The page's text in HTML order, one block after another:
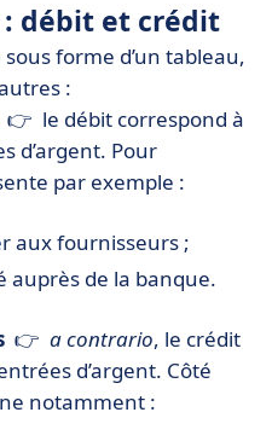
débit et crédit
forme d’un tableau,
:
👉 le débit correspond à
d’argent. Pour
par exemple :
aux fournisseurs ;
auprès de la banque.
👉 a contrario, le crédit
d’argent. Côté
notamment :